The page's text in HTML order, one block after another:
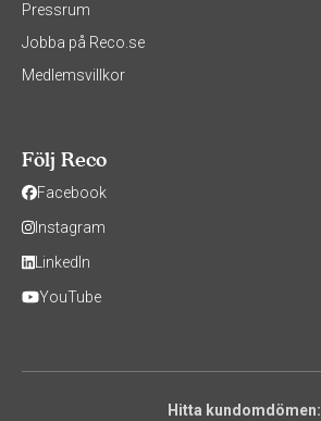
Pressrum
Jobba på Reco.se
Medlemsvillkor
Följ Reco
Facebook
Instagram
LinkedIn
YouTube
Hitta kundomdömen: